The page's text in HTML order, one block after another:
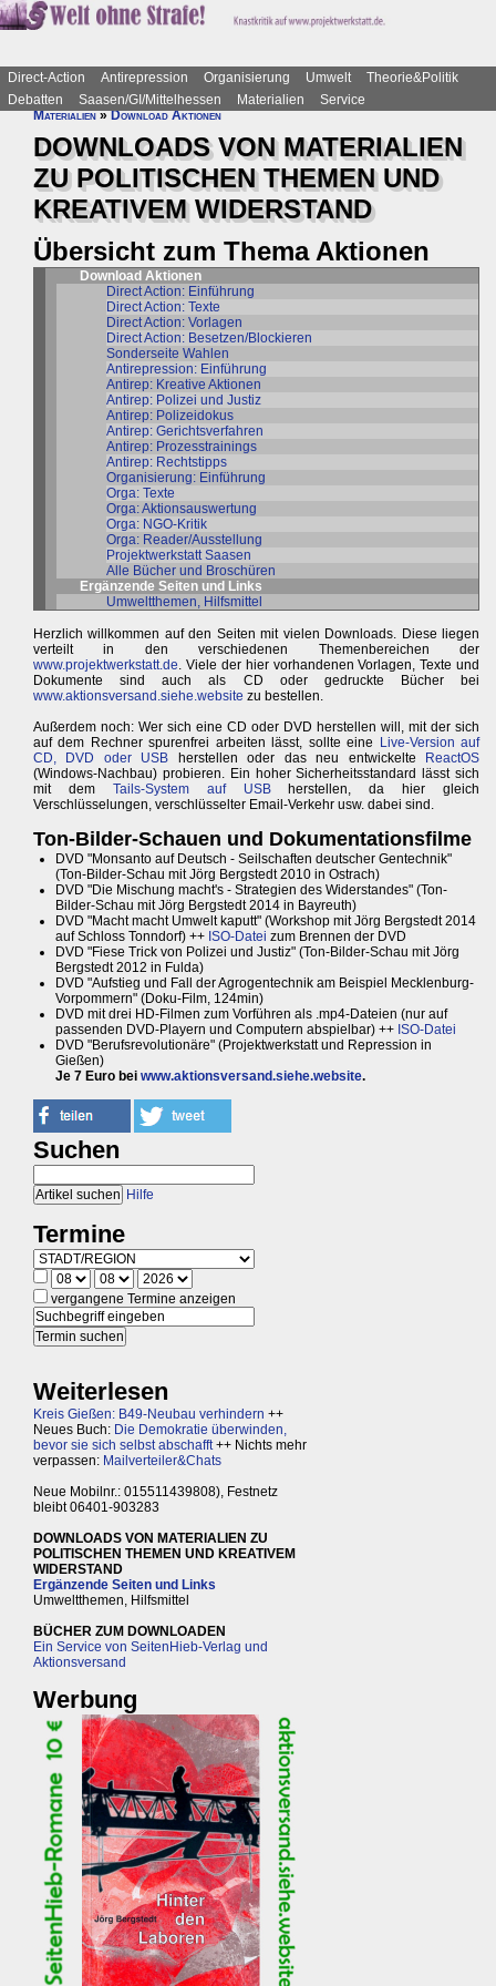
Direct-Action Antirepression Organisierung Umwelt
Theorie&Politik
Debatten
Saasen/GI/Mittelhessen Materialien
Service
Materialien»Download Aktionen
DOWNLOADS VON MATERIALIEN
ZU POLITISCHEN THEMEN UND
KREATIVEM WIDERSTAND
Übersicht zum Thema Aktionen
Download Aktionen
Direct Action: Einführung
Direct Action: Texte
Direct Action: Vorlagen
Direct Action: Besetzen/Blockieren
Sonderseite Wahlen
Antirepression: Einführung
Antirep: Kreative Aktionen
Antirep: Polizei und Justiz
Antirep: Polizeidokus
Antirep: Gerichtsverfahren
Antirep: Prozesstrainings
Antirep: Rechtstipps
Organisierung: Einführung
Orga: Texte
Orga: Aktionsauswertung
Orga: NGO-Kritik
Orga: Reader/Ausstellung
Projektwerkstatt Saasen
Alle Bücher und Broschüren
Ergänzende Seiten und Links
Umweltthemen, Hilfsmittel
Herzlich willkommen auf den Seiten mit vielen Downloads. Diese liegen
verteilt in den verschiedenen Themenbereichen der
www.projektwerkstatt.de. Viele der hier vorhandenen Vorlagen, Texte und
Dokumente sind auch als CD oder gedruckte Bücher bei
www.aktionsversand.siehe.website zu bestellen.
Außerdem noch: Wer sich eine CD oder DVD herstellen will, mit der sich
auf dem Rechner spurenfrei arbeiten lässt, sollte eine
Live-Version auf
CD, DVD oder USB herstellen oder das neu entwickelte
ReactOS
(Windows-Nachbau) probieren. Ein hoher Sicherheitsstandard lässt sich
mit dem Tails-System auf USBherstellen, da hier gleich
Verschlüsselungen, verschlüsselter Email-Verkehr usw. dabei sind.
Ton-Bilder-Schauen und Dokumentationsfilme
DVD "Monsanto auf Deutsch - Seilschaften deutscher Gentechnik"
(Ton-Bilder-Schau mit Jörg Bergstedt 2010 in Ostrach)
DVD "Die Mischung macht's - Strategien des Widerstandes" (Ton-
Bilder-Schau mit Jörg Bergstedt 2014 in Bayreuth)
DVD "Macht macht Umwelt kaputt" (Workshop mit Jörg Bergstedt 2014
auf Schloss Tonndorf) ++ ISO-Datei zum Brennen der DVD
DVD "Fiese Trick von Polizei und Justiz" (Ton-Bilder-Schau mit Jörg
Bergstedt 2012 in Fulda)
DVD "Aufstieg und Fall der Agrogentechnik am Beispiel Mecklenburg-
Vorpommern" (Doku-Film, 124min)
DVD mit drei HD-Filmen zum Vorführen als .mp4-Dateien (nur auf
passenden DVD-Playern und Computern abspielbar) ++ ISO-Datei
DVD "Berufsrevolutionäre" (Projektwerkstatt und Repression in
Gießen)
Je 7 Euro bei www.aktionsversand.siehe.website.
Suchen
Hilfe
Termine
vergangene Termine anzeigen
Weiterlesen
Kreis Gießen: B49-Neubau verhindern ++
Neues Buch: Die Demokratie überwinden,
bevor sie sich selbst abschafft++ Nichts mehr
verpassen: Mailverteiler&Chats
Neue Mobilnr.: 015511439808), Festnetz
bleibt 06401-903283
DOWNLOADS VON MATERIALIEN ZU
POLITISCHEN THEMEN UND KREATIVEM
WIDERSTAND
Ergänzende Seiten und Links
Umweltthemen, Hilfsmittel
BÜCHER ZUM DOWNLOADEN
Ein Service von SeitenHieb-Verlag und
Aktionsversand
Werbung